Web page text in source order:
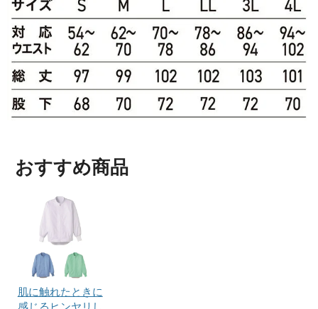
おすすめ商品
肌に触れたときに
感じるヒンヤリし